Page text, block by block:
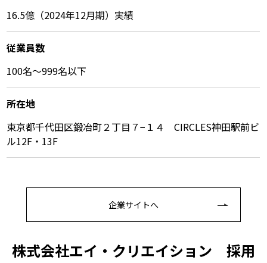
16.5億（2024年12月期）実績
従業員数
100名〜999名以下
所在地
東京都千代田区鍛冶町２丁目７−１４ CIRCLES神田駅前ビ
ル12F・13F
企業サイトへ
株式会社エイ・クリエイション 採⽤